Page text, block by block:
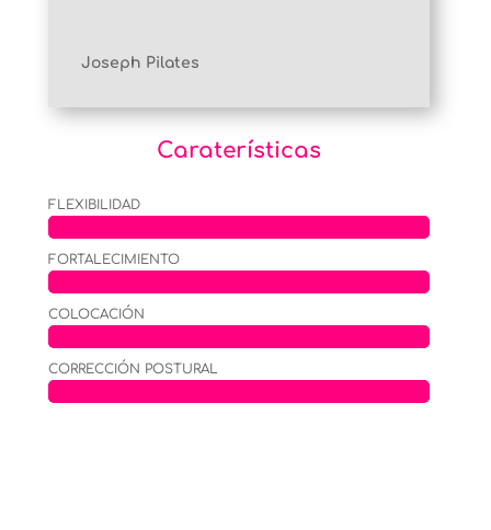
Joseph Pilates
Caraterísticas
FLEXIBILIDAD
FORTALECIMIENTO
COLOCACIÓN
CORRECCIÓN POSTURAL